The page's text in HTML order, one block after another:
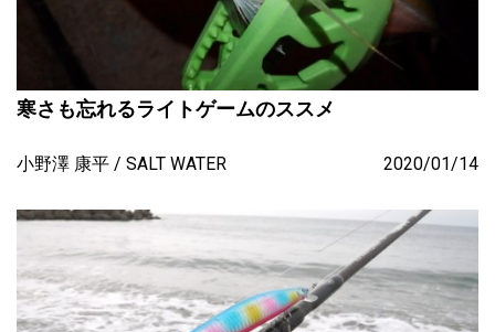
寒さも忘れるライトゲームのススメ
小野澤 康平 SALT WATER 2020/01/14